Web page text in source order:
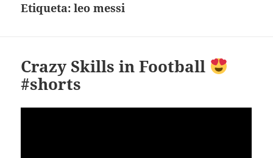
Etiqueta:leo messi
Crazy Skills in Football
#shorts